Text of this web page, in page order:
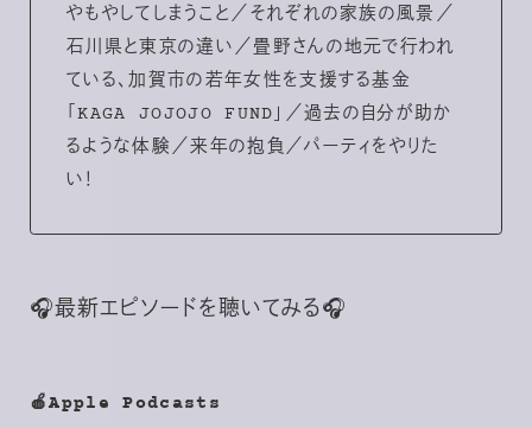
やもやしてしまうこと／それぞれの家族の風景／
石川県と東京の違い／畳野さんの地元で行われ
ている、加賀市の若年女性を支援する基金
「KAGA JOJOJO FUND」／過去の自分が助か
るような体験／来年の抱負／パーティをやりた
い！
🎧最新エピソードを聴いてみる🎧
🍎Apple Podcasts